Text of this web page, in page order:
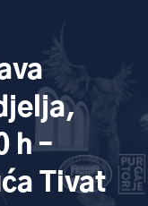
h –
Tivat